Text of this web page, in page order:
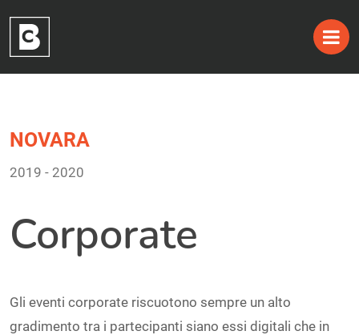
Skip
content
2019 - 2020
NOVARA
Corporate
Gli eventi corporate riscuotono sempre un alto
gradimento tra i partecipanti siano essi digitali che in